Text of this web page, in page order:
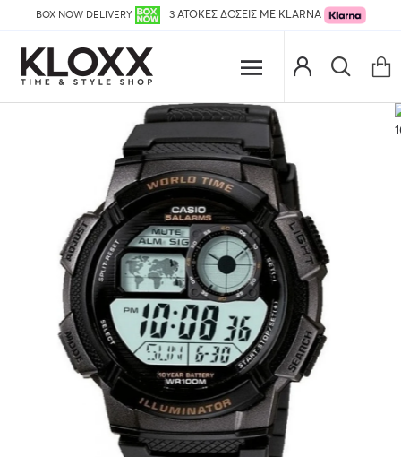
BOX NOW DELIVERY 3 ΑΤΟΚΕΣ ΔΟΣΕΙΣ ΜΕ KLARNA